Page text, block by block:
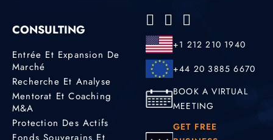
CONSULTING
Entrée Et Expansion De
Marché
Recherche Et Analyse
Mentorat Et Coaching
M&A
Protection Des Actifs
+1 212 210 1940
+44 20 3885 6670
BOOK A VIRTUAL
MEETING
GET FREE